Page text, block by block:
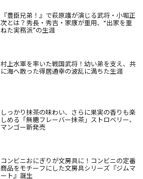
『豊臣兄弟！』で萩原護が演じる武将・小堀正
次とは？秀長・秀吉・家康が重用、“出家を重
ねた実務派”の生涯
村上水軍を率いた戦国武将！幼い弟を支え、共
に海へ散った得居通幸の波乱に満ちた生涯
しっかり抹茶の味わい、さらに果実の香りも楽
しめる「無糖フレーバー抹茶」ストロベリー、
マンゴー新発売
コンビニおにぎりが文房具に！コンビニの定番
商品をモチーフにした文房具シリーズ『ジムマ
ート』誕生